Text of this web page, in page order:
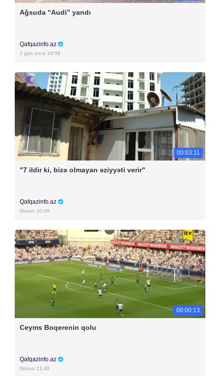
Ağsuda “Audi” yandı
Qafqazinfo.az
2 gün öncə 19:59
00:03:11
"7 ildir ki, bizə olmayan əziyyəti verir"
Qafqazinfo.az
Dünən 10:08
00:00:13
Ceyms Boqerenin qolu
Qafqazinfo.az
Dünən 21:49